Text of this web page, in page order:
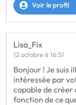
Voir le profil
Lisa_Fix
12 octobre à 16:51
Bonjour ! Je suis
intéressée par
capable de créer
fonction de ce